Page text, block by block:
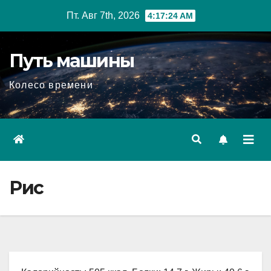
Пт. Авг 7th, 2026 4:17:25 AM
Путь машины
Колесо времени
Рис